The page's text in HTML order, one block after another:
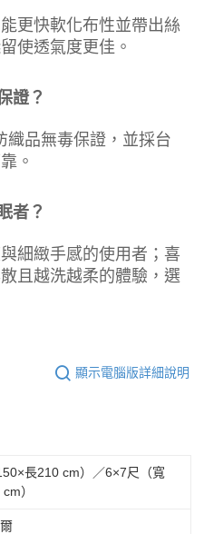
更快軟化布性並帶出絲
使透氣度更佳。
證？
品無毒保證，並採台
。
者？
細緻手感的使用者；喜
且越洗越柔的體驗，選
顯示電腦版詳細說明
長210 cm）／6×7尺（寬
）